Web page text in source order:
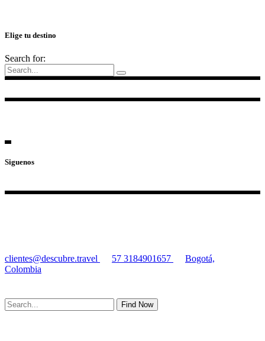
Elige tu destino
Search for:
Siguenos
clientes@descubre.travel 57 3184901657
Bogotá,
Colombia
Find Now